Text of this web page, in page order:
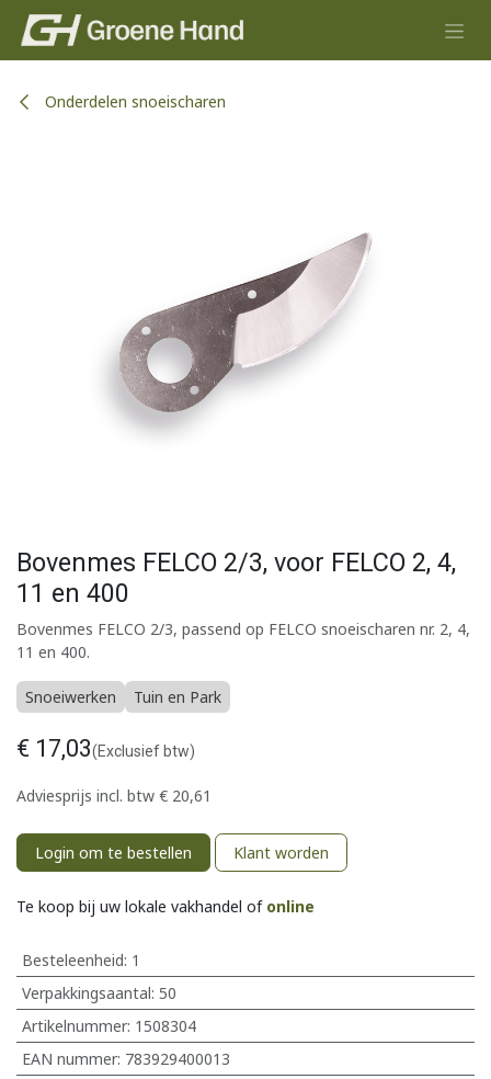
Overslaan naar inhoud
Onderdelen snoeischaren
Bovenmes FELCO 2/3, voor FELCO 2, 4,
11 en 400
Bovenmes FELCO 2/3, passend op FELCO snoeischaren nr. 2, 4,
11 en 400.
Snoeiwerken Tuin en Park
€ 17,03(Exclusief btw)
Adviesprijs incl. btw € 20,61
Login om te bestellen Klant worden
Te koop bij uw lokale vakhandel of online
Besteleenheid: 1
Verpakkingsaantal: 50
Artikelnummer: 1508304
EAN nummer: 783929400013